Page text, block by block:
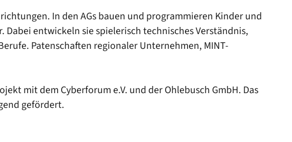
In den AGs bauen und programmieren Kinder und
entwickeln sie spielerisch technisches Verständnis,
Patenschaften regionaler Unternehmen, MINT-
mit dem Cyberforum e.V. und der Ohlebusch GmbH. Das
gefördert.